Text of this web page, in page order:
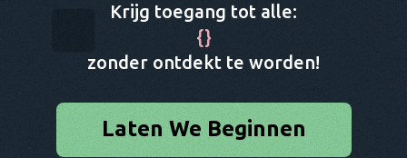
Krijg toegang tot alle:
{}
zonder ontdekt te worden!
Laten We Beginnen